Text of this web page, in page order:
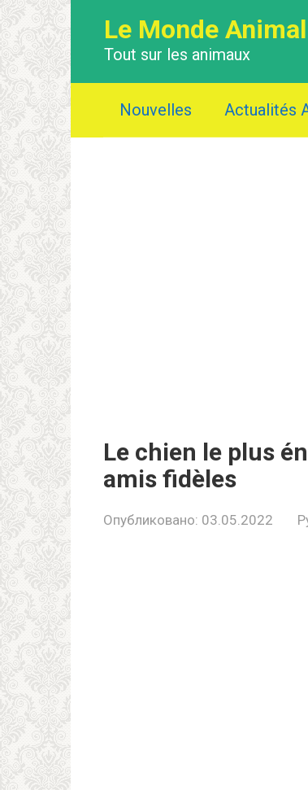
Le Monde Animal
Tout sur les animaux
Nouvelles Actualités
Le chien le plus
amis fidèles
Опубликовано: 03.05.2022